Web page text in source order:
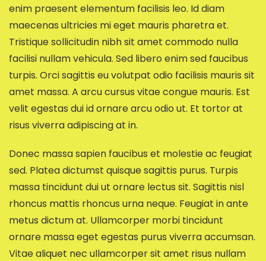
enim praesent elementum facilisis leo. Id diam
maecenas ultricies mi eget mauris pharetra et.
Tristique sollicitudin nibh sit amet commodo nulla
facilisi nullam vehicula. Sed libero enim sed faucibus
turpis. Orci sagittis eu volutpat odio facilisis mauris sit
amet massa. A arcu cursus vitae congue mauris. Est
velit egestas dui id ornare arcu odio ut. Et tortor at
risus viverra adipiscing at in.
Donec massa sapien faucibus et molestie ac feugiat
sed. Platea dictumst quisque sagittis purus. Turpis
massa tincidunt dui ut ornare lectus sit. Sagittis nisl
rhoncus mattis rhoncus urna neque. Feugiat in ante
metus dictum at. Ullamcorper morbi tincidunt
ornare massa eget egestas purus viverra accumsan.
Vitae aliquet nec ullamcorper sit amet risus nullam